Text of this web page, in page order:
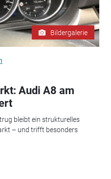
Bildergalerie
Audi A8 am
bleibt ein strukturelles
– und trifft besonders